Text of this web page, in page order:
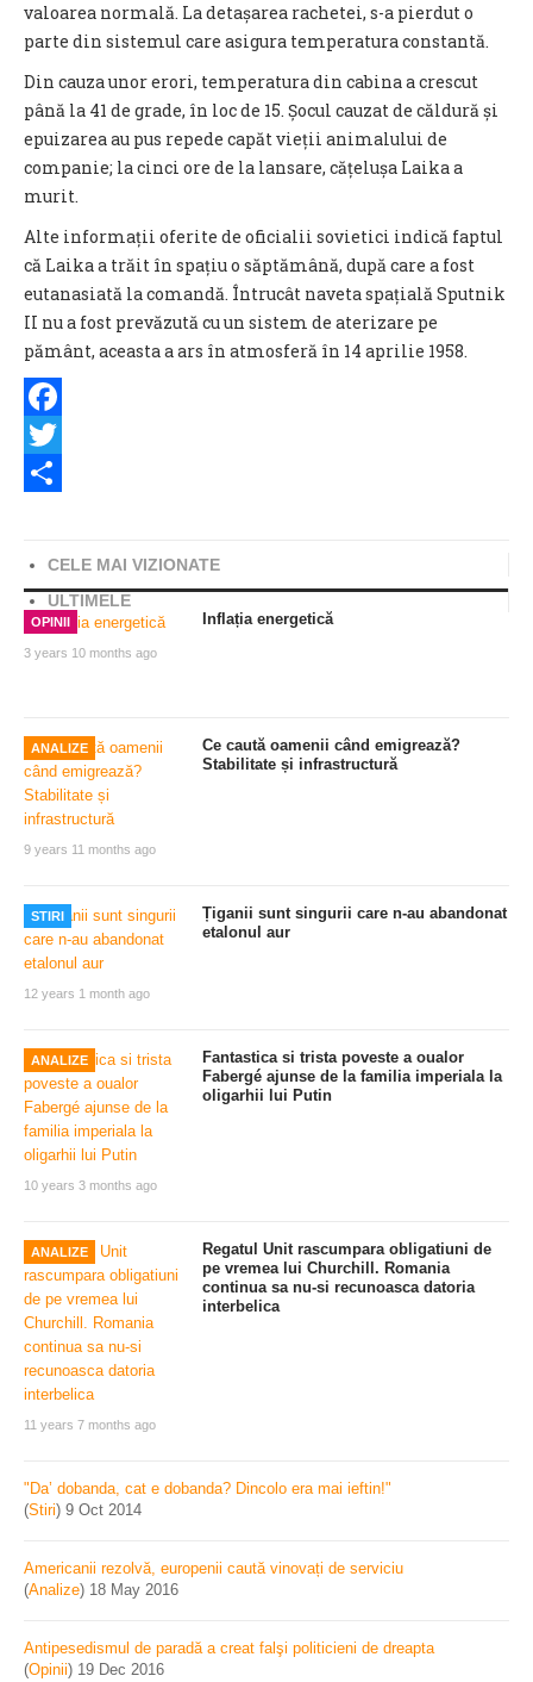
valoarea normală. La detașarea rachetei, s-a pierdut o
parte din sistemul care asigura temperatura constantă.
Din cauza unor erori, temperatura din cabina a crescut
până la 41 de grade, în loc de 15. Șocul cauzat de căldură și
epuizarea au pus repede capăt vieții animalului de
companie; la cinci ore de la lansare, cățelușa Laika a
murit.
Alte informații oferite de oficialii sovietici indică faptul
că Laika a trăit în spațiu o săptămână, după care a fost
eutanasiată la comandă. Întrucât naveta spațială Sputnik
II nu a fost prevăzută cu un sistem de aterizare pe
pământ, aceasta a ars în atmosferă în 14 aprilie 1958.
Facebook
Twitter
CELE MAI VIZIONATE
ULTIMELE
OPINII
3 years 10 months ago
Inflația energetică
ANALIZE
9 years 11 months ago
Ce caută oamenii când emigrează?
Stabilitate și infrastructură
STIRI
12 years 1 month ago
Țiganii sunt singurii care n-au abandonat
etalonul aur
ANALIZE
10 years 3 months ago
Fantastica si trista poveste a oualor
Fabergé ajunse de la familia imperiala la
oligarhii lui Putin
ANALIZE
11 years 7 months ago
Regatul Unit rascumpara obligatiuni de
pe vremea lui Churchill. Romania
continua sa nu-si recunoasca datoria
interbelica
"Da’ dobanda, cat e dobanda? Dincolo era mai ieftin!"
(Stiri) 9 Oct 2014
Americanii rezolvă, europenii caută vinovați de serviciu
(Analize) 18 May 2016
Antipesedismul de paradă a creat falşi politicieni de dreapta
(Opinii) 19 Dec 2016